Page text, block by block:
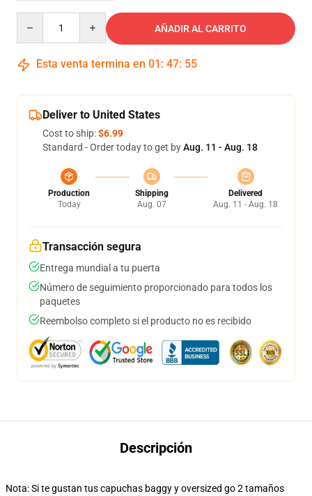
AÑADIR AL CARRITO
Esta venta termina en 01 : 47: 54
Deliver to United States
Cost to ship:$6.99
Standard - Order today to get byAug. 11 - Aug. 18
Production
Today
Shipping
Aug. 07
Delivered
Aug. 11 - Aug. 18
Transacción segura
Entrega mundial a tu puerta
Número de seguimiento proporcionado para todos los
paquetes
Reembolso completo si el producto no es recibido
Descripción
Nota: Si te gustan tus capuchas baggy y oversized go 2 tamaños